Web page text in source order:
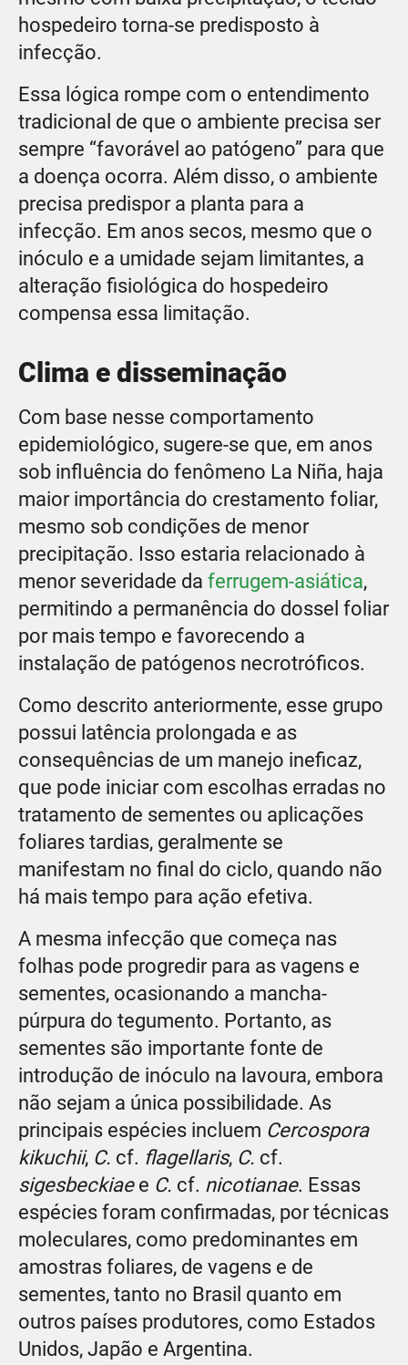
hospedeiro torna-se predisposto à
infecção.
Essa lógica rompe com o entendimento
tradicional de que o ambiente precisa ser
sempre “favorável ao patógeno” para que
a doença ocorra. Além disso, o ambiente
precisa predispor a planta para a
infecção. Em anos secos, mesmo que o
inóculo e a umidade sejam limitantes, a
alteração fisiológica do hospedeiro
compensa essa limitação.
Clima e disseminação
Com base nesse comportamento
epidemiológico, sugere-se que, em anos
sob influência do fenômeno La Niña, haja
maior importância do crestamento foliar,
mesmo sob condições de menor
precipitação. Isso estaria relacionado à
menor severidade da ferrugem-asiática,
permitindo a permanência do dossel foliar
por mais tempo e favorecendo a
instalação de patógenos necrotróficos.
Como descrito anteriormente, esse grupo
possui latência prolongada e as
consequências de um manejo ineficaz,
que pode iniciar com escolhas erradas no
tratamento de sementes ou aplicações
foliares tardias, geralmente se
manifestam no final do ciclo, quando não
há mais tempo para ação efetiva.
A mesma infecção que começa nas
folhas pode progredir para as vagens e
sementes, ocasionando a mancha-
púrpura do tegumento. Portanto, as
sementes são importante fonte de
introdução de inóculo na lavoura, embora
não sejam a única possibilidade. As
principais espécies incluem Cercospora
kikuchii, C. cf. flagellaris, C. cf.
sigesbeckiaee C. cf. nicotianae. Essas
espécies foram confirmadas, por técnicas
moleculares, como predominantes em
amostras foliares, de vagens e de
sementes, tanto no Brasil quanto em
outros países produtores, como Estados
Unidos, Japão e Argentina.